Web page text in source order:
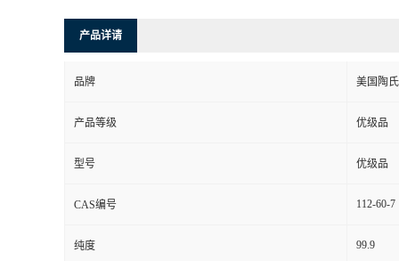
产品详请
品牌 美国陶氏
产品等级 优级品
型号 优级品
CAS编号 112-60-7
纯度 99.9